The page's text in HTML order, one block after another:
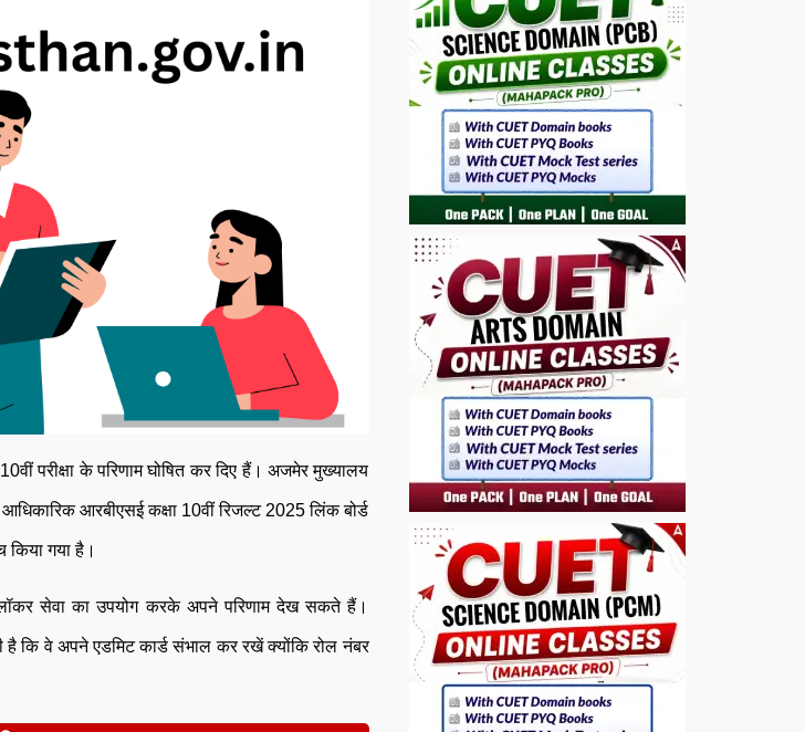
परीक्षा के परिणाम घोषित कर दिए हैं। अजमेर मुख्यालय
आरबीएसई कक्षा 10वीं रिजल्ट 2025 लिंक बोर्ड
गया है।
सेवा का उपयोग करके अपने परिणाम देख सकते हैं।
है कि वे अपने एडमिट कार्ड संभाल कर रखें क्योंकि रोल नंबर